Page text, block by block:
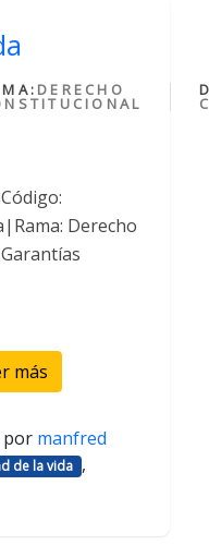
DERECHO
Derecho
más
por manfred
de la vida ,